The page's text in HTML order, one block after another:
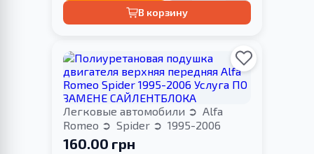
В корзину
Легковые автомобили
Alfa
Romeo
Spider 1995-2006
160.00 грн